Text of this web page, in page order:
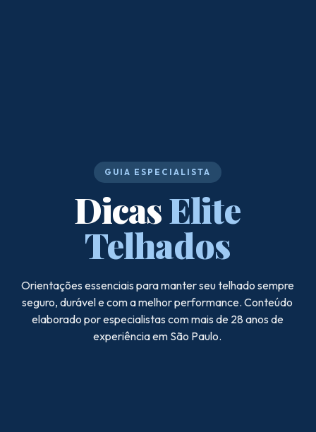
GUIA ESPECIALISTA
DicasElite
Telhados
Orientações essenciais para manter seu telhado sempre
seguro, durável e com a melhor performance. Conteúdo
elaborado por especialistas com mais de 28 anos de
experiência em São Paulo.